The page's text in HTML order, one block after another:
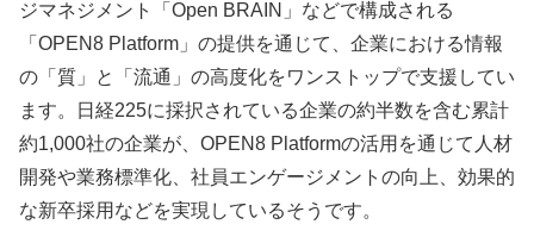
ジマネジメント「Open BRAIN」などで構成される
「OPEN8 Platform」の提供を通じて、企業における情報
の「質」と「流通」の高度化をワンストップで支援してい
ます。日経225に採択されている企業の約半数を含む累計
約1,000社の企業が、OPEN8 Platformの活用を通じて人材
開発や業務標準化、社員エンゲージメントの向上、効果的
な新卒採用などを実現しているそうです。